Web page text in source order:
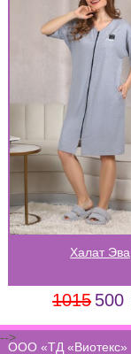
Халат Эва
1015 500
ООО «ТД «Виотекс»
-->